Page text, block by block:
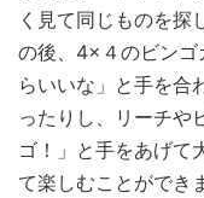
く見て同じものを探
の後、4×４のビンゴ
らいいな」と手を合
ったりし、リーチや
ゴ！」と手をあげて
て楽しむことができ